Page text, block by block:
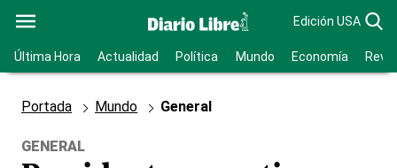
Edición USA
Última Hora Actualidad Política Mundo Economía
Portada Mundo General
GENERAL